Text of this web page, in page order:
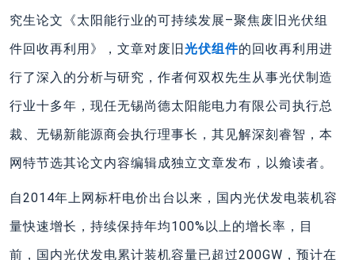
究生论文《太阳能行业的可持续发展–聚焦废旧光伏组
件回收再利用》，文章对废旧光伏组件的回收再利用进
行了深入的分析与研究，作者何双权先生从事光伏制造
行业十多年，现任无锡尚德太阳能电力有限公司执行总
裁、无锡新能源商会执行理事长，其见解深刻睿智，本
网特节选其论文内容编辑成独立文章发布，以飨读者。
自2014年上网标杆电价出台以来，国内光伏发电装机容
量快速增长，持续保持年均100%以上的增长率，目
前，国内光伏发电累计装机容量已超过200GW，预计在